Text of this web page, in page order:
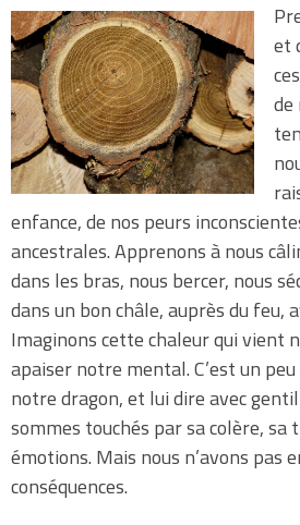
et
de
enfance, de nos peurs
ancestrales. Apprenons à nous
dans les bras, nous bercer, nous
dans un bon châle, auprès du feu,
Imaginons cette chaleur qui vient
apaiser notre mental. C’est un
notre dragon, et lui dire avec
sommes touchés par sa colère, sa
émotions. Mais nous n’avons pas
conséquences.